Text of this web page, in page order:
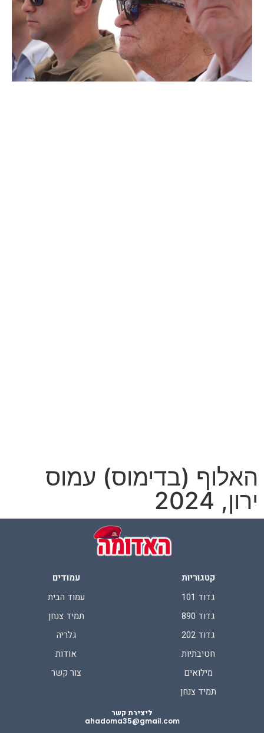
האלוף (בדימוס) עמוס
ירון, 2024
קטגוריות
גדוד 101
גדוד 890
גדוד 202
חטיבתיות
מילואים
תמיד צנחן
עמודים
עמוד הבית
תמיד צנחן
גלריה
אודות
צור קשר
ליצירת קשר
ahadoma35@gmail.com